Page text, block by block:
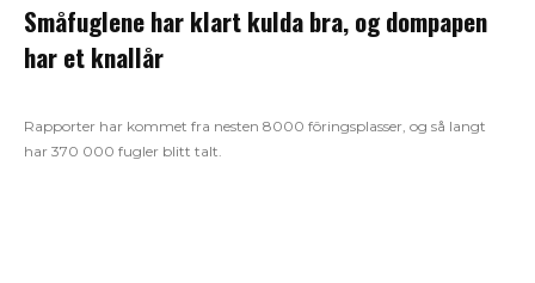
Småfuglene har klart kulda bra, og dompapen
har et knallår
Rapporter har kommet fra nesten 8000 fôringsplasser, og så langt
har 370 000 fugler blitt talt.